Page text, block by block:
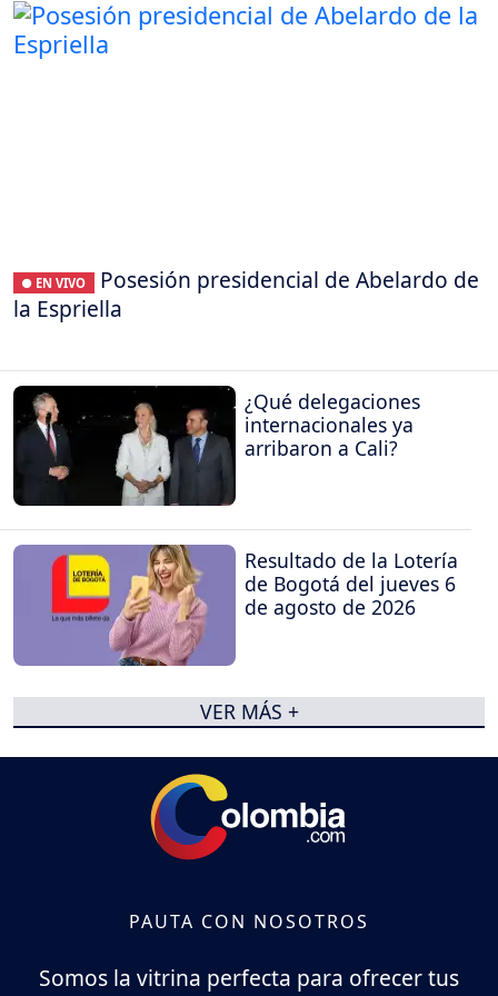
● EN VIVO
Posesión presidencial de Abelardo de
la Espriella
¿Qué delegaciones
internacionales ya
arribaron a Cali?
Resultado de la Lotería
de Bogotá del jueves 6
de agosto de 2026
VER MÁS +
PAUTA CON NOSOTROS
Somos la vitrina perfecta para ofrecer tus